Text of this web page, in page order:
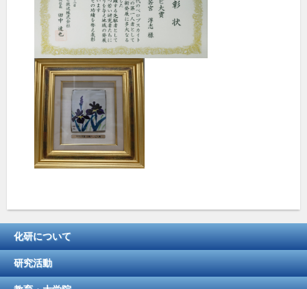
化研について
研究活動